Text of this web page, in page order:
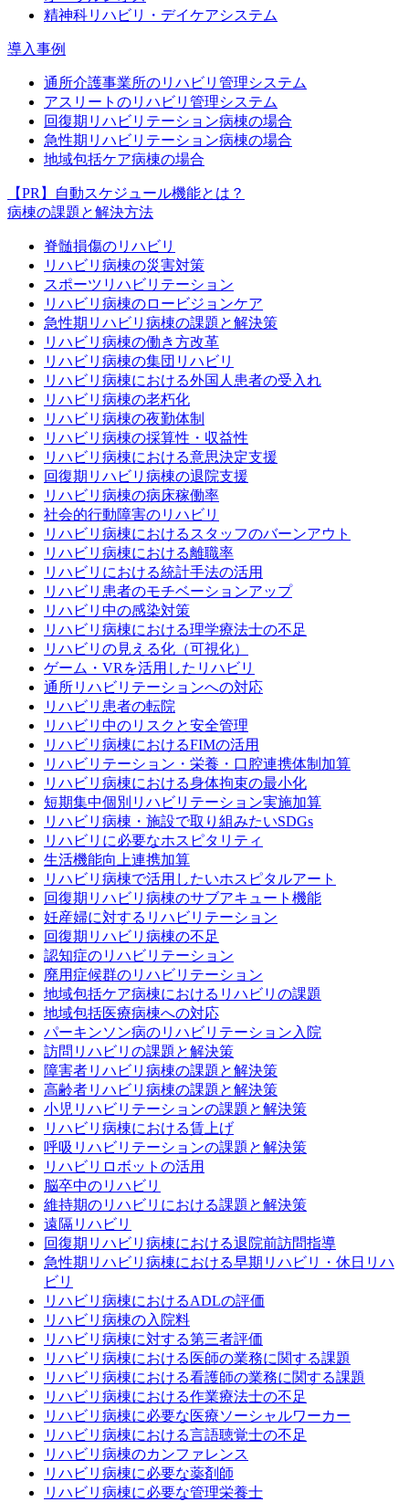
精神科リハビリ・デイケアシステム
導入事例
通所介護事業所のリハビリ管理システム
アスリートのリハビリ管理システム
回復期リハビリテーション病棟の場合
急性期リハビリテーション病棟の場合
地域包括ケア病棟の場合
【PR】自動スケジュール機能とは？
病棟の課題と解決方法
脊髄損傷のリハビリ
リハビリ病棟の災害対策
スポーツリハビリテーション
リハビリ病棟のロービジョンケア
急性期リハビリ病棟の課題と解決策
リハビリ病棟の働き方改革
リハビリ病棟の集団リハビリ
リハビリ病棟における外国人患者の受入れ
リハビリ病棟の老朽化
リハビリ病棟の夜勤体制
リハビリ病棟の採算性・収益性
リハビリ病棟における意思決定支援
回復期リハビリ病棟の退院支援
リハビリ病棟の病床稼働率
社会的行動障害のリハビリ
リハビリ病棟におけるスタッフのバーンアウト
リハビリ病棟における離職率
リハビリにおける統計手法の活用
リハビリ患者のモチベーションアップ
リハビリ中の感染対策
リハビリ病棟における理学療法士の不足
リハビリの見える化（可視化）
ゲーム・VRを活用したリハビリ
通所リハビリテーションへの対応
リハビリ患者の転院
リハビリ中のリスクと安全管理
リハビリ病棟におけるFIMの活用
リハビリテーション・栄養・口腔連携体制加算
リハビリ病棟における身体拘束の最小化
短期集中個別リハビリテーション実施加算
リハビリ病棟・施設で取り組みたいSDGs
リハビリに必要なホスピタリティ
生活機能向上連携加算
リハビリ病棟で活用したいホスピタルアート
回復期リハビリ病棟のサブアキュート機能
妊産婦に対するリハビリテーション
回復期リハビリ病棟の不足
認知症のリハビリテーション
廃用症候群のリハビリテーション
地域包括ケア病棟におけるリハビリの課題
地域包括医療病棟への対応
パーキンソン病のリハビリテーション入院
訪問リハビリの課題と解決策
障害者リハビリ病棟の課題と解決策
高齢者リハビリ病棟の課題と解決策
小児リハビリテーションの課題と解決策
リハビリ病棟における賃上げ
呼吸リハビリテーションの課題と解決策
リハビリロボットの活用
脳卒中のリハビリ
維持期のリハビリにおける課題と解決策
遠隔リハビリ
回復期リハビリ病棟における退院前訪問指導
急性期リハビリ病棟における早期リハビリ・休日リハ
ビリ
リハビリ病棟におけるADLの評価
リハビリ病棟の入院料
リハビリ病棟に対する第三者評価
リハビリ病棟における医師の業務に関する課題
リハビリ病棟における看護師の業務に関する課題
リハビリ病棟における作業療法士の不足
リハビリ病棟に必要な医療ソーシャルワーカー
リハビリ病棟における言語聴覚士の不足
リハビリ病棟のカンファレンス
リハビリ病棟に必要な薬剤師
リハビリ病棟に必要な管理栄養士